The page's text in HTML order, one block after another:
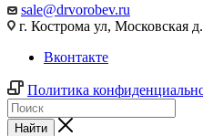
sale@drvorobev.ru
г. Кострома ул, Московская
Вконтакте
Политика
Найти